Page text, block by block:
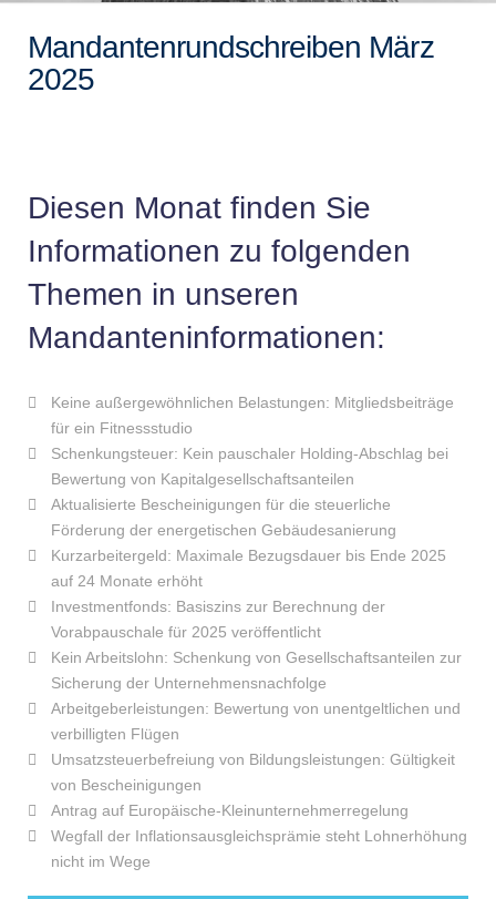
Mandantenrundschreiben März
2025
Diesen Monat finden Sie
Informationen zu folgenden
Themen in unseren
Mandanteninformationen:
Keine außergewöhnlichen Belastungen: Mitgliedsbeiträge
für ein Fitnessstudio
Schenkungsteuer: Kein pauschaler Holding-Abschlag bei
Bewertung von Kapitalgesellschaftsanteilen
Aktualisierte Bescheinigungen für die steuerliche
Förderung der energetischen Gebäudesanierung
Kurzarbeitergeld: Maximale Bezugsdauer bis Ende 2025
auf 24 Monate erhöht
Investmentfonds: Basiszins zur Berechnung der
Vorabpauschale für 2025 veröffentlicht
Kein Arbeitslohn: Schenkung von Gesellschaftsanteilen zur
Sicherung der Unternehmensnachfolge
Arbeitgeberleistungen: Bewertung von unentgeltlichen und
verbilligten Flügen
Umsatzsteuerbefreiung von Bildungsleistungen: Gültigkeit
von Bescheinigungen
Antrag auf Europäische-Kleinunternehmerregelung
Wegfall der Inflationsausgleichsprämie steht Lohnerhöhung
nicht im Wege